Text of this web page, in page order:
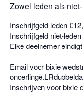
Zowel leden als
Inschrijfgeld leden
Inschrijfgeld niet-
Elke deelnemer
Email voor bixie
Inschrijven voor bixie